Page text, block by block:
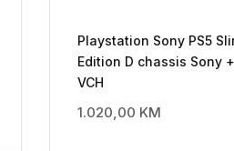
Playstation Sony PS5
Edition D chassis Sony
VCH
1.020,00 KM